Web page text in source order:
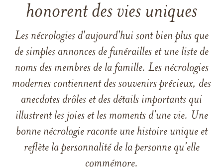
honorent des vies uniques
Les nécrologies d'aujourd'hui sont bien plus que
de simples annonces de funérailles et une liste de
noms des membres de la famille. Les nécrologies
modernes contiennent des souvenirs précieux, des
anecdotes drôles et des détails importants qui
illustrent les joies et les moments d'une vie. Une
bonne nécrologie raconte une histoire unique et
reflète la personnalité de la personne qu'elle
commémore.